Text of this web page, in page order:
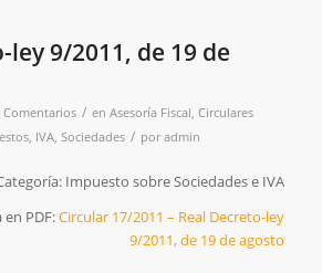
ley 9/2011, de 19 de
Comentarios / en Asesoría Fiscal, Circulares
, IVA, Sociedades / poradmin
Impuesto sobre Sociedades e IVA
en PDF:Circular 17/2011 – Real Decreto-ley
9/2011, de 19 de agosto